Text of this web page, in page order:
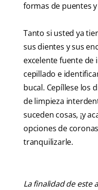
formas de puentes
Tanto si usted ya
sus dientes y sus
excelente fuente de
cepillado e
bucal. Cepíllese los
de limpieza
suceden cosas, ¡y
opciones de
tranquilizarle.
La finalidad de este